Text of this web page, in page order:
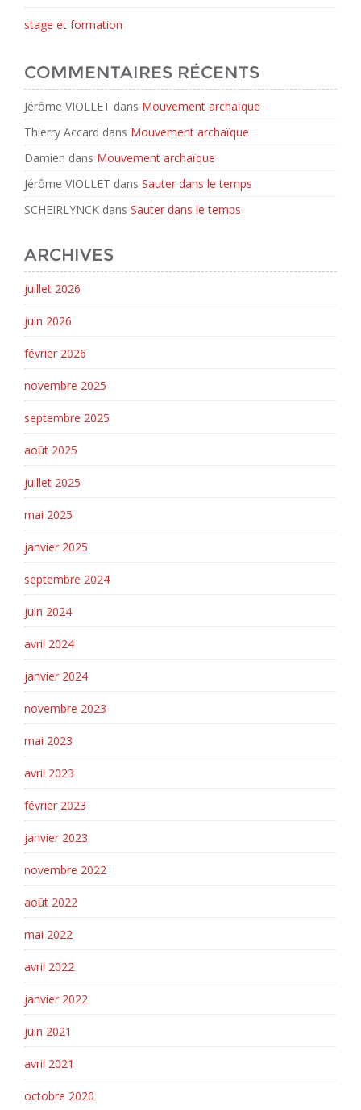
stage et formation
COMMENTAIRES RÉCENTS
Jérôme VIOLLET dans Mouvement archaïque
Thierry Accard dans Mouvement archaïque
Damien dans Mouvement archaïque
Jérôme VIOLLET dans Sauter dans le temps
SCHEIRLYNCK dans Sauter dans le temps
ARCHIVES
juillet 2026
juin 2026
février 2026
novembre 2025
septembre 2025
août 2025
juillet 2025
mai 2025
janvier 2025
septembre 2024
juin 2024
avril 2024
janvier 2024
novembre 2023
mai 2023
avril 2023
février 2023
janvier 2023
novembre 2022
août 2022
mai 2022
avril 2022
janvier 2022
juin 2021
avril 2021
octobre 2020